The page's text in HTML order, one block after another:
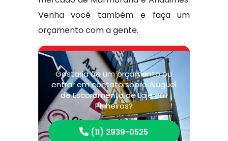
Venha você também e faça um
orçamento com a gente.
Gostaria de um orçamento ou
entrar em contato sobre Aluguel
de Escoramento de Laje em
Pinheiros?
(11) 2939-0525